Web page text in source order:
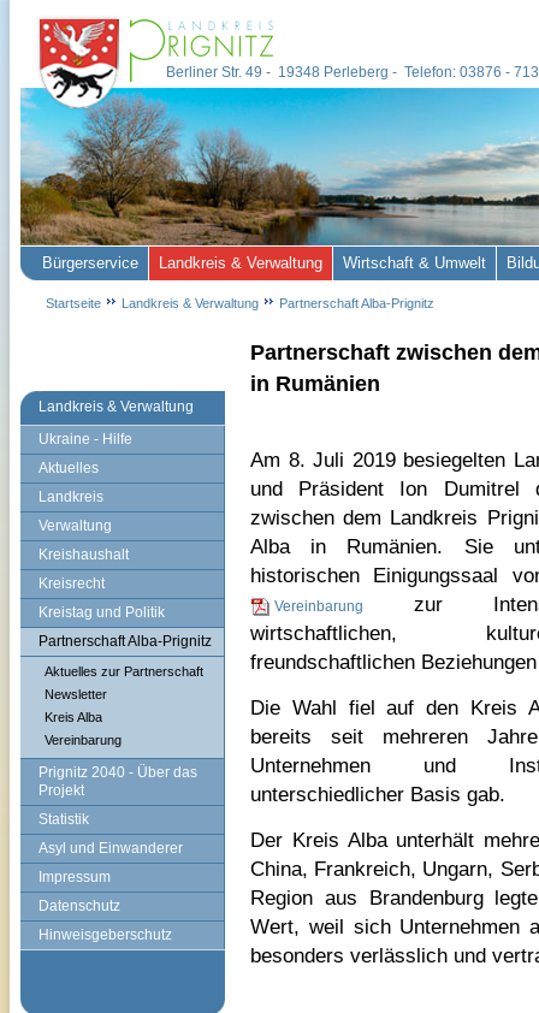
Landkreis & Verwaltung
Ukraine - Hilfe
Aktuelles
Landkreis
Verwaltung
Kreishaushalt
Kreisrecht
Kreistag und Politik
Partnerschaft Alba-Prignitz
Aktuelles zur Partnerschaft
Newsletter
Kreis Alba
Vereinbarung
Prignitz 2040 - Über das
Projekt
Statistik
Asyl und Einwanderer
Impressum
Datenschutz
Hinweisgeberschutz
Partnerschaft zwischen
in Rumänien
Am 8. Juli 2019 besiegelten
und Präsident Ion Dumitrel
zwischen dem Landkreis
Alba in Rumänien. Sie
historischen Einigungssaal
Vereinbarung
zur
wirtschaftlichen,
freundschaftlichen
Die Wahl fiel auf den Kreis
bereits seit mehreren
Unternehmen und
unterschiedlicher Basis gab.
Der Kreis Alba unterhält
China, Frankreich, Ungarn,
Region aus Brandenburg
Wert, weil sich Unternehmen
besonders verlässlich und
Berliner Str. 49 - 19348 Perleberg - Telefon: 03876 -
Bürgerservice Landkreis & Verwaltung Wirtschaft & Umwelt
Startseite Landkreis & Verwaltung Partnerschaft Alba-Prignitz